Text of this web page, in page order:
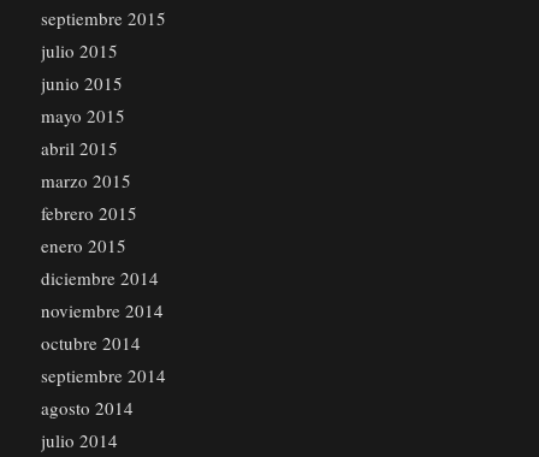
septiembre 2015
julio 2015
junio 2015
mayo 2015
abril 2015
marzo 2015
febrero 2015
enero 2015
diciembre 2014
noviembre 2014
octubre 2014
septiembre 2014
agosto 2014
julio 2014